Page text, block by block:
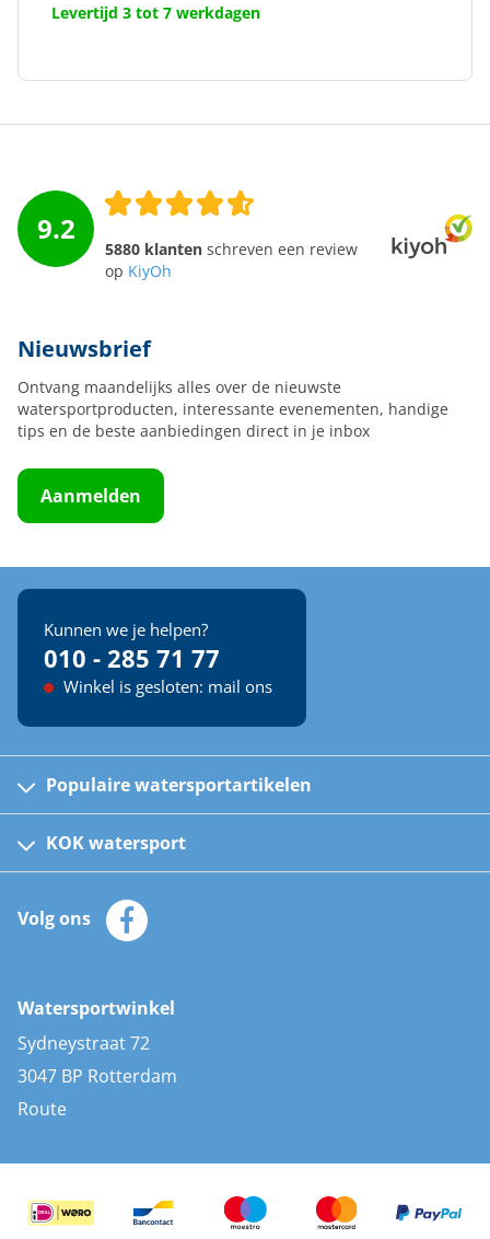
Levertijd 3 tot 7 werkdagen
9.2
5880 klanten schreven een review
op KiyOh
Nieuwsbrief
Ontvang maandelijks alles over de nieuwste
watersportproducten, interessante evenementen, handige
tips en de beste aanbiedingen direct in je inbox
Aanmelden
Kunnen we je helpen?
010 - 285 71 77
Winkel is gesloten: mail ons
Populaire watersportartikelen
Kinder reddingsvesten
Automatische reddingsvesten
Zeilkleding
Zonnepanelen
AIS transponders
Stootwillen en fenders
Bootkussens
Zwemtrappen
KOK watersport
Klantenservice
Merken
Volg ons
Watersportwinkel
Sydneystraat 72
3047 BP Rotterdam
Route